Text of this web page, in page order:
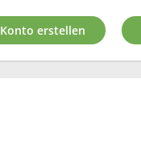
Konto erstellen